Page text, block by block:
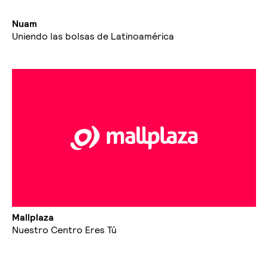
Nuam
Uniendo las bolsas de Latinoamérica
Mallplaza
Nuestro Centro Eres Tú